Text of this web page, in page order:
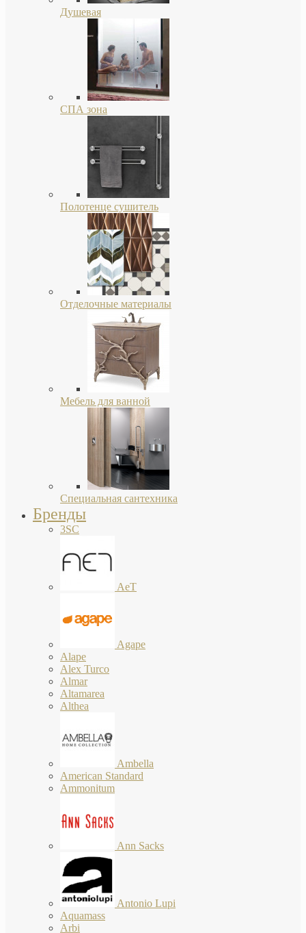
Душевая
СПА зона
Полотенце сушитель
Отделочные материалы
Мебель для ванной
Специальная сантехника
Бренды
3SC
AeT
Agape
Alape
Alex Turco
Almar
Altamarea
Althea
Ambella
American Standard
Ammonitum
Ann Sacks
Antonio Lupi
Aquamass
Arbi